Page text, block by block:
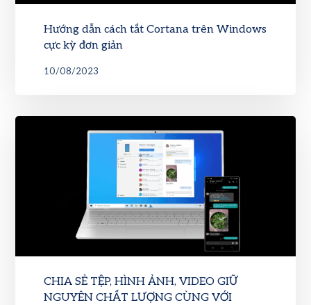
Hướng dẫn cách tắt Cortana trên Windows
cực kỳ đơn giản
10/08/2023
CHIA SẺ TỆP, HÌNH ẢNH, VIDEO GIỮ
NGUYÊN CHẤT LƯỢNG CÙNG VỚI